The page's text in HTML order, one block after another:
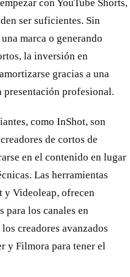
con YouTube Shorts,
ser suficientes. Sin
marca o generando
la inversión en
gracias a una
profesional.
como InShot, son
de cortos de
en el contenido en lugar
Las herramientas
y Videoleap, ofrecen
para los canales en
creadores avanzados
y Filmora para tener el